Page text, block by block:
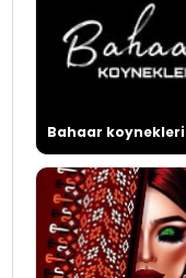
Bahaar koynekleri